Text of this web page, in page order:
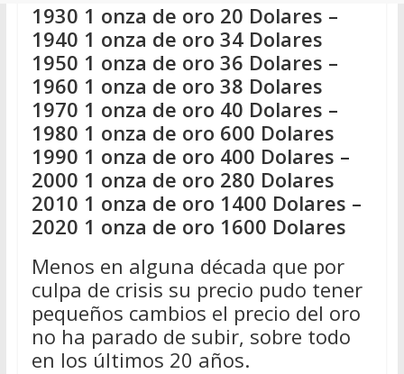
1930 1 onza de oro 20 Dolares –
1940 1 onza de oro 34 Dolares
1950 1 onza de oro 36 Dolares –
1960 1 onza de oro 38 Dolares
1970 1 onza de oro 40 Dolares –
1980 1 onza de oro 600 Dolares
1990 1 onza de oro 400 Dolares –
2000 1 onza de oro 280 Dolares
2010 1 onza de oro 1400 Dolares –
2020 1 onza de oro 1600 Dolares
Menos en alguna década que por
culpa de crisis su precio pudo tener
pequeños cambios el precio del oro
no ha parado de subir, sobre todo
en los últimos 20 años.